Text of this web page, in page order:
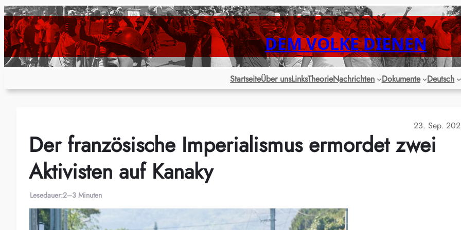
Zum
Inhalt
springen
DEM VOLKE DIENEN
StartseiteÜber unsLinksTheorieNachrichten Dokumente Deutsch
23. Sep.
Der französische Imperialismus ermordet zwei
Aktivisten auf Kanaky
Lesedauer:2–3 Minuten